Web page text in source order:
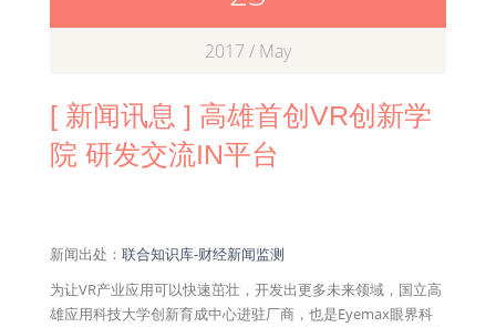
2017 / May
[ 新闻讯息 ] 高雄首创VR创新学
院 研发交流IN平台
新闻出处： 联合知识库-财经新闻监测
为让VR产业应用可以快速茁壮，开发出更多未来领域，国立高
雄应用科技大学创新育成中心进驻厂商，也是Eyemax眼界科